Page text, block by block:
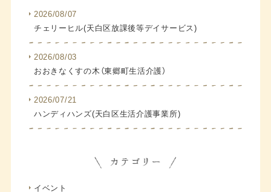
2026/08/07
チェリーヒル(天白区放課後等デイサービス)
2026/08/03
おおきなくすの木（東郷町生活介護）
2026/07/21
ハンディハンズ(天白区生活介護事業所)
イベント